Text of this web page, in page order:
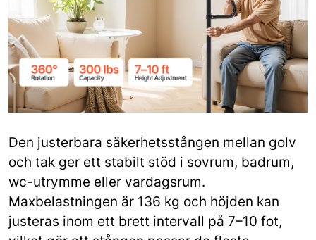
Den justerbara säkerhetsstången mellan golv
och tak ger ett stabilt stöd i sovrum, badrum,
wc-utrymme eller vardagsrum.
Maxbelastningen är 136 kg och höjden kan
justeras inom ett brett intervall på 7–10 fot,